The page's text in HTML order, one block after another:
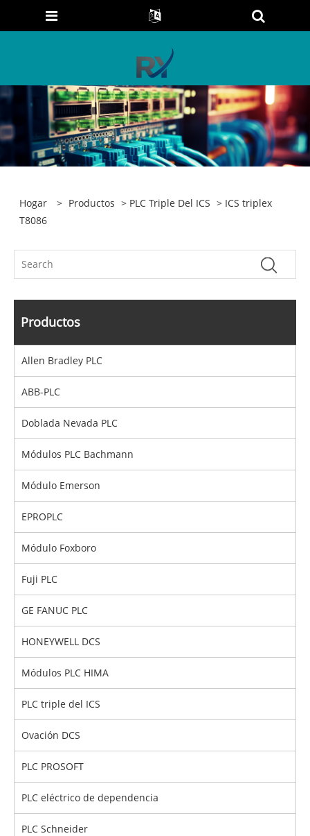
Hogar > Productos > PLC Triple Del ICS > ICS triplex
T8086
Productos
Allen Bradley PLC
ABB-PLC
Doblada Nevada PLC
Módulos PLC Bachmann
Módulo Emerson
EPROPLC
Módulo Foxboro
Fuji PLC
GE FANUC PLC
HONEYWELL DCS
Módulos PLC HIMA
PLC triple del ICS
Ovación DCS
PLC PROSOFT
PLC eléctrico de dependencia
PLC Schneider